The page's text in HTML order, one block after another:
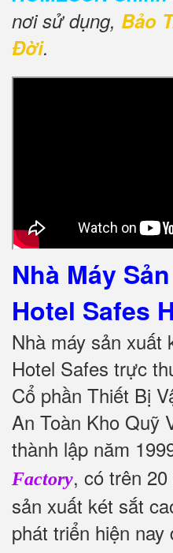
nơi sử dụng, Bảo
Đời.
Nhà Máy
Hotel Safes
Nhà máy sản xuất
Hotel Safes trực
Cổ phần Thiết Bị
An Toàn Kho Quỹ
thành lập năm
Factory, có trên
sản xuất két sắt
phát triển hiện